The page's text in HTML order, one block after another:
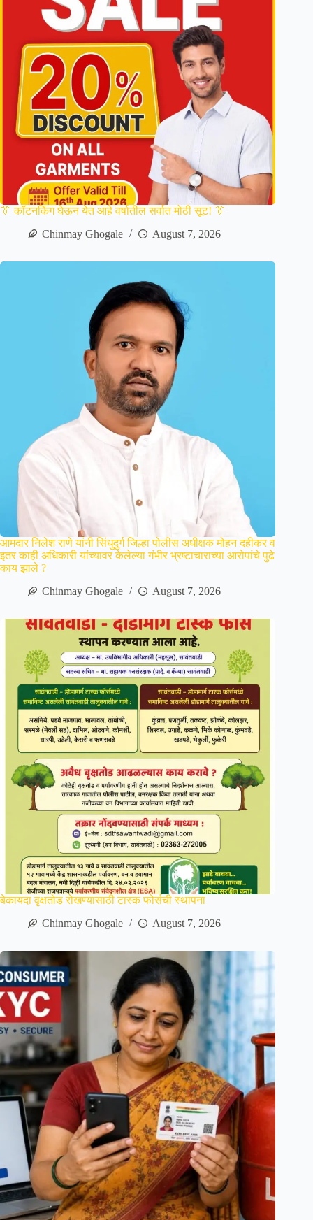
👔 कॉटनकिंग घेऊन येत आहे वर्षातील सर्वात मोठी सूट! 👔
Chinmay Ghogale
August 7, 2026
आमदार निलेश राणे यांनी सिंधुदुर्ग जिल्हा पोलीस अधीक्षक मोहन दहीकर व
इतर काही अधिकारी यांच्यावर केलेल्या गंभीर भ्रष्टाचाराच्या आरोपांचे पुढे
काय झाले ?
Chinmay Ghogale
August 7, 2026
बेकायदा वृक्षतोड रोखण्यासाठी टास्क फोर्सची स्थापना
Chinmay Ghogale
August 7, 2026